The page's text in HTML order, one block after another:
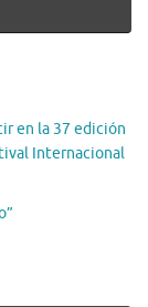
en la 37 edición
Internacional